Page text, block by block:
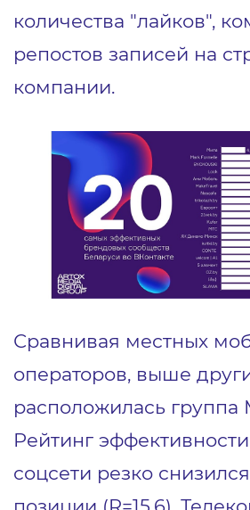
количества "лайков",
репостов записей на
компании.
Сравнивая местных
операторов, выше
расположилась группа
Рейтинг
соцсети резко